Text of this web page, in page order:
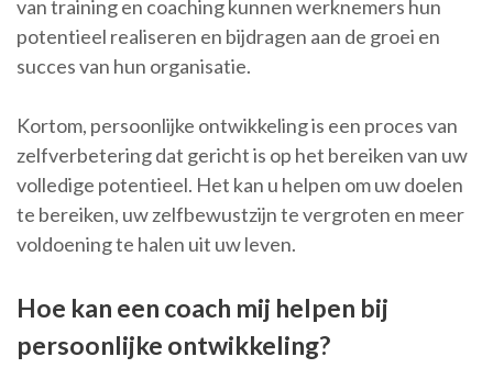
van training en coaching kunnen werknemers hun
potentieel realiseren en bijdragen aan de groei en
succes van hun organisatie.
Kortom, persoonlijke ontwikkeling is een proces van
zelfverbetering dat gericht is op het bereiken van uw
volledige potentieel. Het kan u helpen om uw doelen
te bereiken, uw zelfbewustzijn te vergroten en meer
voldoening te halen uit uw leven.
Hoe kan een coach mij helpen bij
persoonlijke ontwikkeling?